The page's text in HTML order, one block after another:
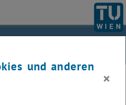
und
und anderen
×